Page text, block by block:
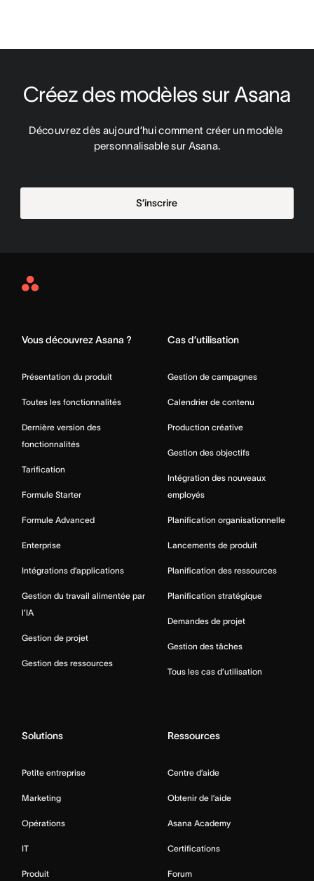
Créez des modèles sur Asana
Découvrez dès aujourd’hui comment créer un modèle
personnalisable sur Asana.
S’inscrire
Asana
Vous découvrez Asana ?
Présentation du produit
Toutes les fonctionnalités
Dernière version des
fonctionnalités
Tarification
Formule Starter
Formule Advanced
Enterprise
Intégrations d’applications
Gestion du travail alimentée par
l’IA
Gestion de projet
Gestion des ressources
Cas d’utilisation
Gestion de campagnes
Calendrier de contenu
Production créative
Gestion des objectifs
Intégration des nouveaux
employés
Planification organisationnelle
Lancements de produit
Planification des ressources
Planification stratégique
Demandes de projet
Gestion des tâches
Tous les cas d’utilisation
Solutions
Petite entreprise
Marketing
Opérations
IT
Produit
Ressources
Centre d’aide
Obtenir de l’aide
Asana Academy
Certifications
Forum